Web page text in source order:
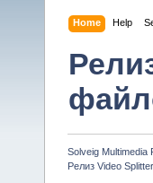
Home Help
Solveig Multimedia
Релиз Video